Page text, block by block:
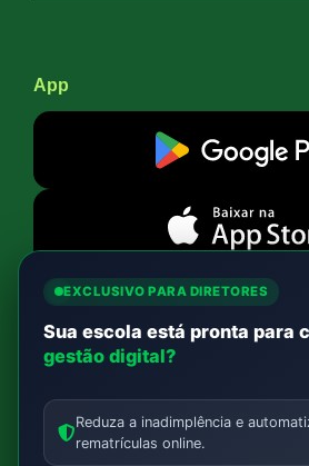
App
Institucional
Quem Somos
Trabalhe Conosco
#OrgulhoDeSerProescker
EXCLUSIVO PARA DIRETORES
Sua escola está pronta para
gestão digital?
Reduza a inadimplência e
rematrículas online.